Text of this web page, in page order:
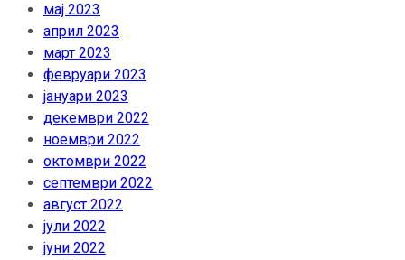
мај 2023
април 2023
март 2023
февруари 2023
јануари 2023
декември 2022
ноември 2022
октомври 2022
септември 2022
август 2022
јули 2022
јуни 2022